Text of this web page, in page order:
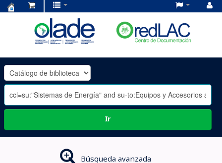
OLADE
-
Ir
Búsqueda avanzada